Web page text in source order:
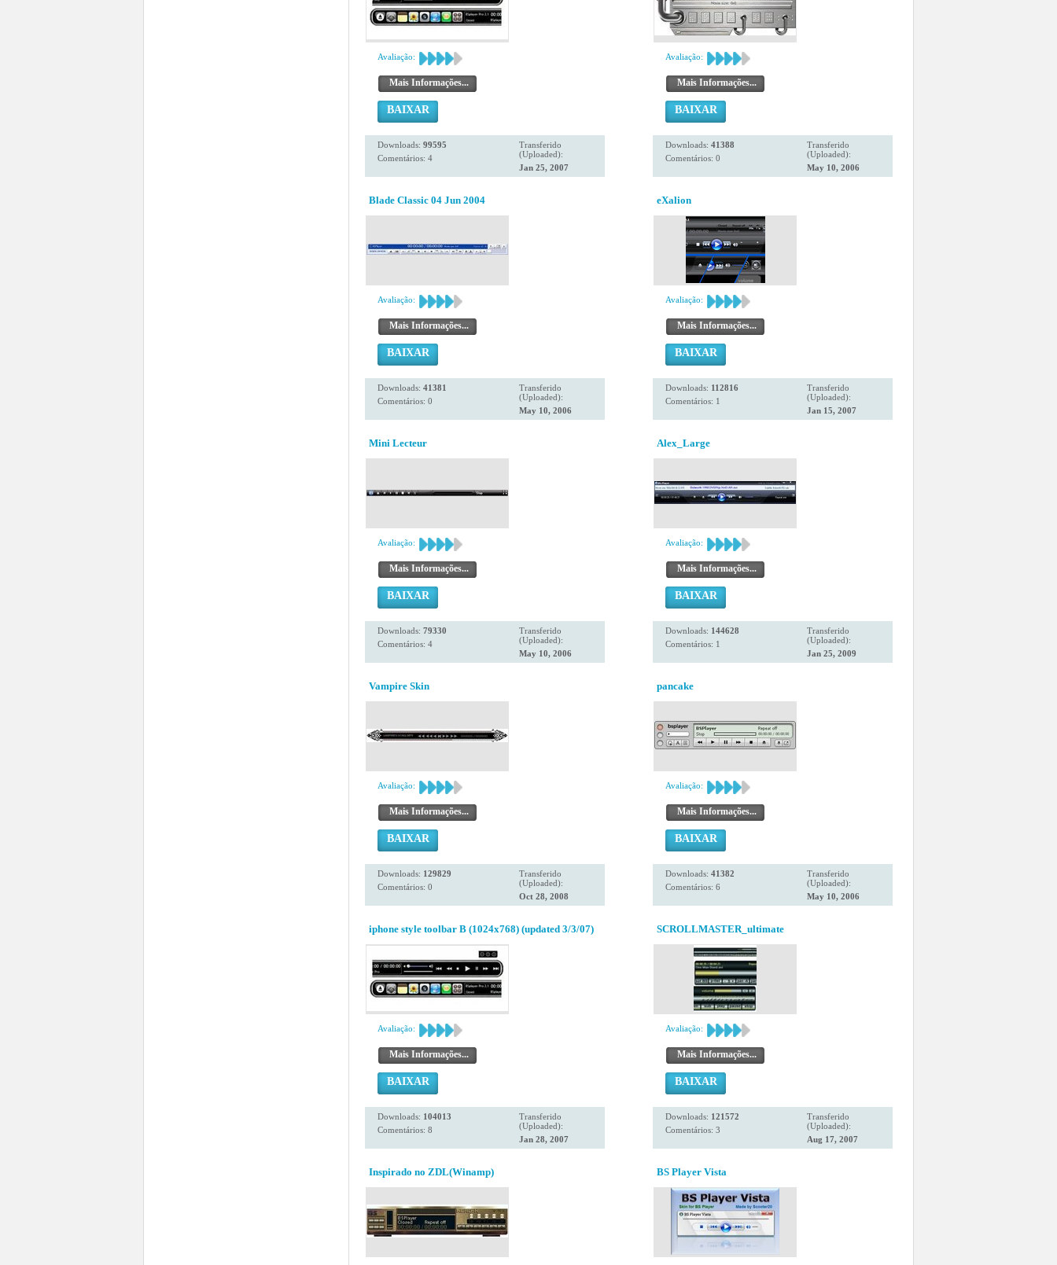
Avaliação:
Mais Informações...
BAIXAR
Downloads: 99595
Comentários: 4
Transferido
(Uploaded):
Jan 25, 2007
Avaliação:
Mais Informações...
BAIXAR
Downloads: 41388
Comentários: 0
Transferido
(Uploaded):
May 10, 2006
Blade Classic 04 Jun 2004
Avaliação:
Mais Informações...
BAIXAR
Downloads: 41381
Comentários: 0
Transferido
(Uploaded):
May 10, 2006
eXalion
Avaliação:
Mais Informações...
BAIXAR
Downloads: 112816
Comentários: 1
Transferido
(Uploaded):
Jan 15, 2007
Mini Lecteur
Avaliação:
Mais Informações...
BAIXAR
Downloads: 79330
Comentários: 4
Transferido
(Uploaded):
May 10, 2006
Alex_Large
Avaliação:
Mais Informações...
BAIXAR
Downloads: 144628
Comentários: 1
Transferido
(Uploaded):
Jan 25, 2009
Vampire Skin
Avaliação:
Mais Informações...
BAIXAR
Downloads: 129829
Comentários: 0
Transferido
(Uploaded):
Oct 28, 2008
pancake
Avaliação:
Mais Informações...
BAIXAR
Downloads: 41382
Comentários: 6
Transferido
(Uploaded):
May 10, 2006
iphone style toolbar B (1024x768) (updated 3/3/07)
Avaliação:
Mais Informações...
BAIXAR
Downloads: 104013
Comentários: 8
Transferido
(Uploaded):
Jan 28, 2007
SCROLLMASTER_ultimate
Avaliação:
Mais Informações...
BAIXAR
Downloads: 121572
Comentários: 3
Transferido
(Uploaded):
Aug 17, 2007
Inspirado no ZDL(Winamp) BS Player Vista